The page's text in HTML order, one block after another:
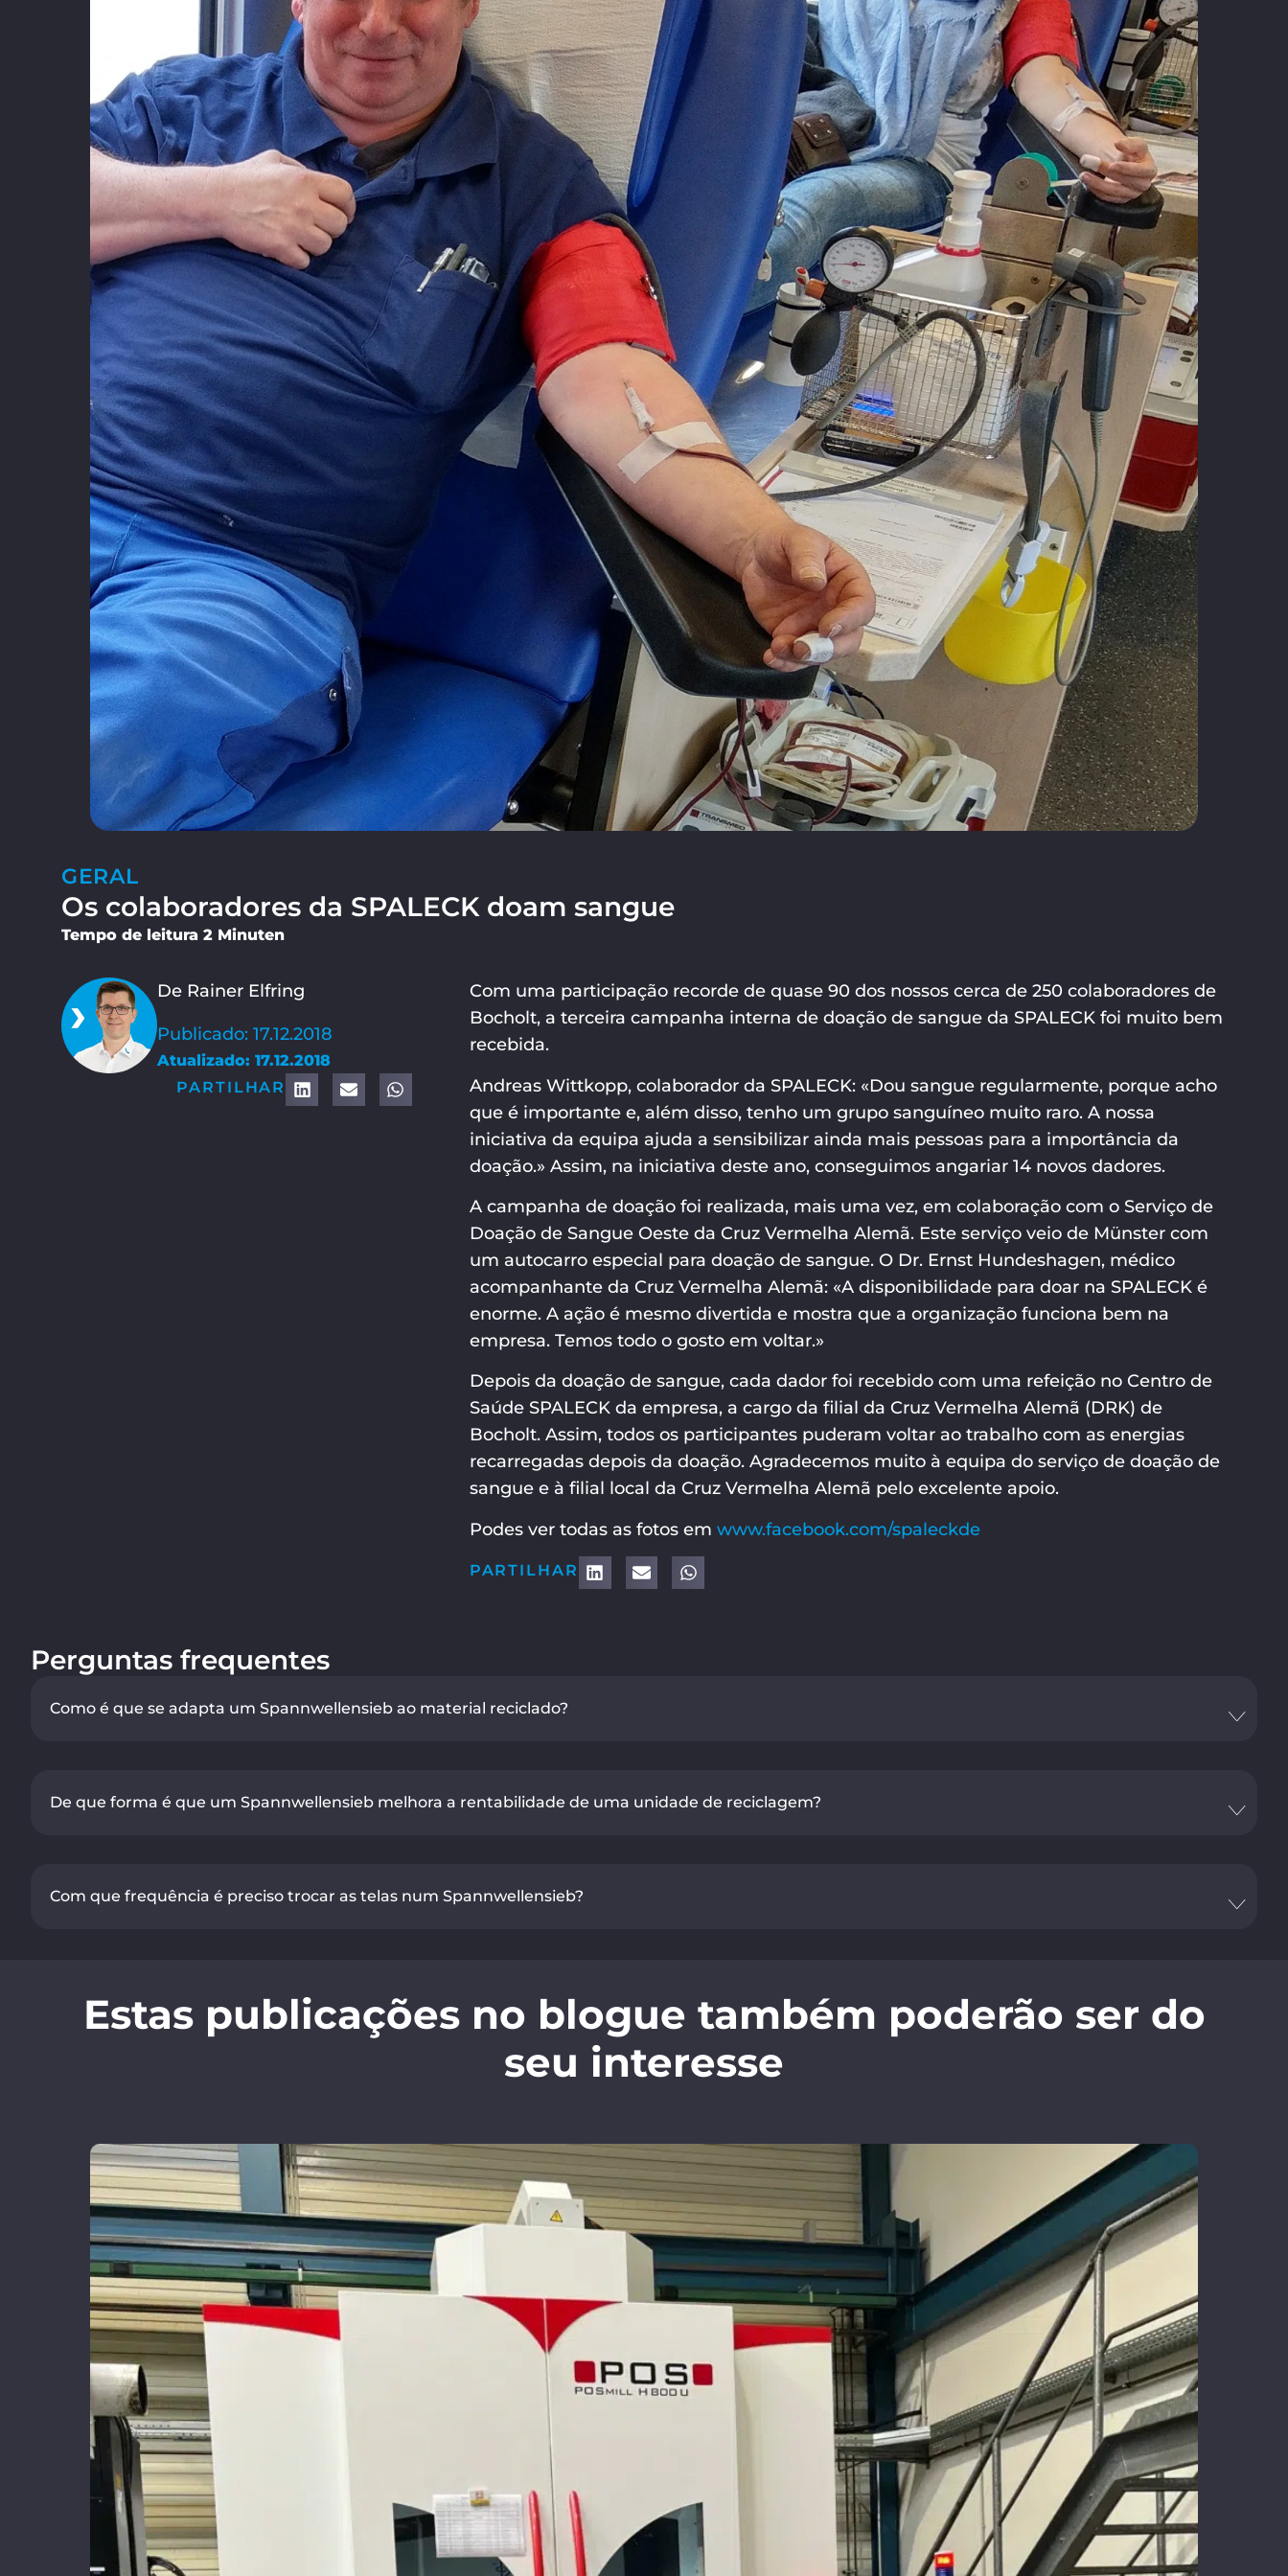
GERAL
Os colaboradores da SPALECK doam sangue
Tempo de leitura 2 Minuten
De Rainer Elfring
Publicado: 17.12.2018
Atualizado: 17.12.2018
PARTILHAR
Com uma participação recorde de quase 90 dos nossos cerca de 250 colaboradores de
Bocholt, a terceira campanha interna de doação de sangue da SPALECK foi muito bem
recebida.
Andreas Wittkopp, colaborador da SPALECK: «Dou sangue regularmente, porque acho
que é importante e, além disso, tenho um grupo sanguíneo muito raro. A nossa
iniciativa da equipa ajuda a sensibilizar ainda mais pessoas para a importância da
doação.» Assim, na iniciativa deste ano, conseguimos angariar 14 novos dadores.
A campanha de doação foi realizada, mais uma vez, em colaboração com o Serviço de
Doação de Sangue Oeste da Cruz Vermelha Alemã. Este serviço veio de Münster com
um autocarro especial para doação de sangue. O Dr. Ernst Hundeshagen, médico
acompanhante da Cruz Vermelha Alemã: «A disponibilidade para doar na SPALECK é
enorme. A ação é mesmo divertida e mostra que a organização funciona bem na
empresa. Temos todo o gosto em voltar.»
Depois da doação de sangue, cada dador foi recebido com uma refeição no Centro de
Saúde SPALECK da empresa, a cargo da filial da Cruz Vermelha Alemã (DRK) de
Bocholt. Assim, todos os participantes puderam voltar ao trabalho com as energias
recarregadas depois da doação. Agradecemos muito à equipa do serviço de doação de
sangue e à filial local da Cruz Vermelha Alemã pelo excelente apoio.
Podes ver todas as fotos em www.facebook.com/spaleckde
PARTILHAR
Perguntas frequentes
Como é que se adapta um Spannwellensieb ao material reciclado?
De que forma é que um Spannwellensieb melhora a rentabilidade de uma unidade de reciclagem?
Com que frequência é preciso trocar as telas num Spannwellensieb?
Estas publicações no blogue também poderão ser do
seu interesse